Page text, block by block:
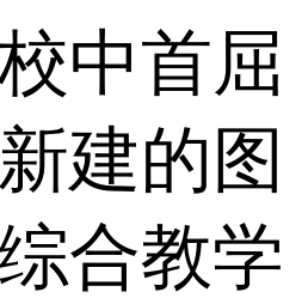
中首屈
建的图
合教学